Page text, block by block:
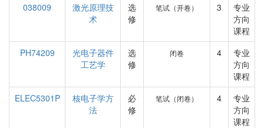
038009
激光原理技
术
选
修
笔试（开卷） 3
专业
方向
课程
PH74209
光电子器件
工艺学
选
修
闭卷 4
专业
方向
课程
ELEC5301P
核电子学方
法
必
修
笔试（闭卷） 4
专业
方向
课程